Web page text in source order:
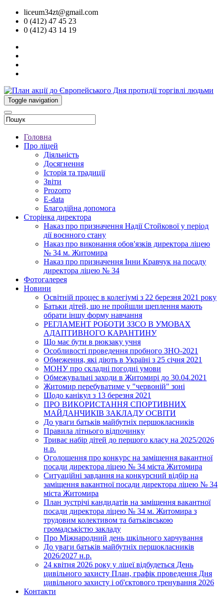
liceum34zt@gmail.com
0 (412) 47 45 23
0 (412) 43 14 19
Toggle navigation
Головна
Про ліцей
Діяльність
Досягнення
Історія та традиції
Звіти
Prozorro
E-data
Благодійна допомога
Сторінка директора
Наказ про призначення Надії Стойкової у період
дії воєнного стану
Наказ про виконання обов'язків директора ліцею
№ 34 м. Житомира
Наказ про призначення Інни Кравчук на посаду
директора ліцею № 34
Фотогалерея
Новини
Освітній процес в колегіумі з 22 березня 2021 року
Батьки дітей, що не пройшли щеплення мають
обрати іншу форму навчання
РЕГЛАМЕНТ РОБОТИ ЗЗСО В УМОВАХ
АДАПТИВНОГО КАРАНТИНУ
Що має бути в рюкзаку учня
Особливості проведення пробного ЗНО-2021
Обмеження, які діють в Україні з 25 січня 2021
МОНУ про складні погодні умови
Обмежувальні заходи в Житомирі до 30.04.2021
Житомир перебуватиме у "червоній" зоні
Щодо канікул з 13 березня 2021
ПРО ВИКОРИСТАННЯ СПОРТИВНИХ
МАЙДАНЧИКІВ ЗАКЛАДУ ОСВІТИ
До уваги батьків майбутніх першокласників
Правила літнього відпочинку
Триває набір дітей до першого класу на 2025/2026
н.р.
Оголошення про конкурс на заміщення вакантної
посади директора ліцею № 34 міста Житомира
Ситуаційні завдання на конкурсний відбір на
заміщення вакантної посади директора ліцею № 34
міста Житомира
План зустрічі кандидатів на заміщення вакантної
посади директора ліцею № 34 м. Житомира з
трудовим колективом та батьківською
громадськістю закладу
Про Міжнародний день шкільного харчування
До уваги батьків майбутніх першокласників
2026/2027 н.р.
24 квітня 2026 року у ліцеї відбудеться День
цивільного захисту План, графік проведення Дня
цивільного захисту і об'єктового тренування 2026
Контакти